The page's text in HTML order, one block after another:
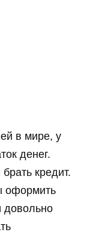
в мире, у
денег.
кредит.
оформить
довольно